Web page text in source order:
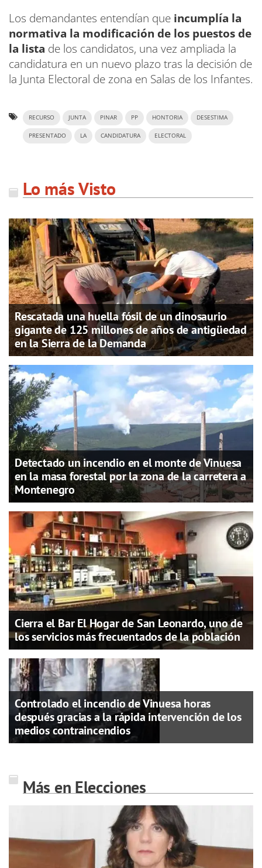
Los demandantes entendían que incumplía la
normativa la modificación de los puestos de
la lista de los candidatos, una vez ampliada la
candidatura en un nuevo plazo tras la decisión de
la Junta Electoral de zona en Salas de los Infantes.
RECURSO JUNTA PINAR PP HONTORIA DESESTIMA
PRESENTADO LA CANDIDATURA ELECTORAL
Lo más Visto
Rescatada una huella fósil de un dinosaurio
gigante de 125 millones de años de antigüedad
en la Sierra de la Demanda
Detectado un incendio en el monte de Vinuesa
en la masa forestal por la zona de la carretera a
Montenegro
Cierra el Bar El Hogar de San Leonardo, uno de
los servicios más frecuentados de la población
Controlado el incendio de Vinuesa horas
después gracias a la rápida intervención de los
medios contraincendios
Más en Elecciones